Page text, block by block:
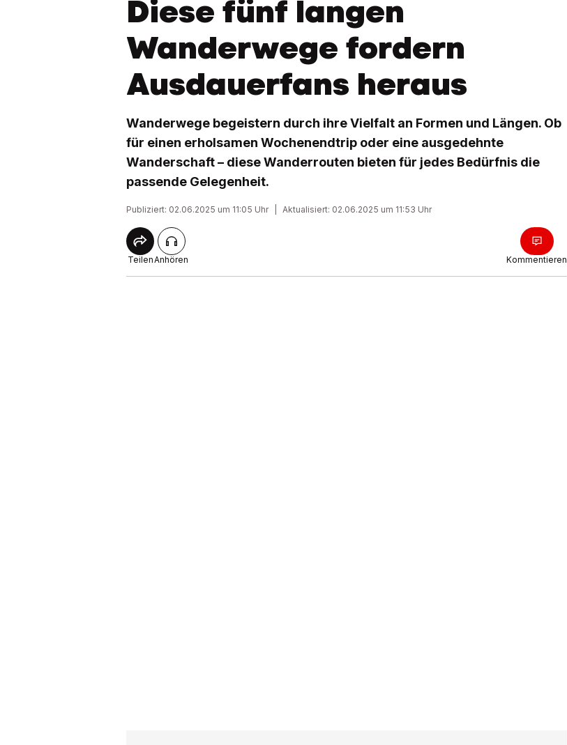
Diese fünf langen
Wanderwege fordern
Ausdauerfans heraus
Wanderwege begeistern durch ihre Vielfalt an Formen und Längen. Ob
für einen erholsamen Wochenendtrip oder eine ausgedehnte
Wanderschaft – diese Wanderrouten bieten für jedes Bedürfnis die
passende Gelegenheit.
Publiziert: 02.06.2025 um 11:05 Uhr Aktualisiert: 02.06.2025 um 11:53 Uhr
TeilenAnhören Kommentieren